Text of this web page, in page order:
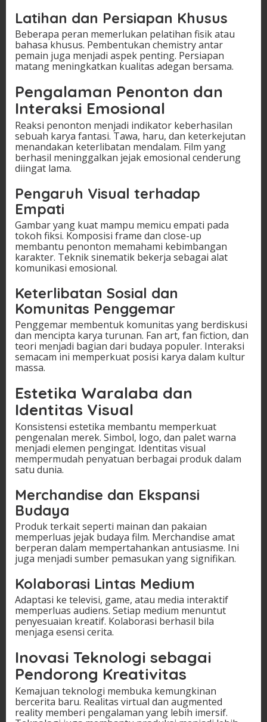
Latihan dan Persiapan Khusus
Beberapa peran memerlukan pelatihan fisik atau
bahasa khusus. Pembentukan chemistry antar
pemain juga menjadi aspek penting. Persiapan
matang meningkatkan kualitas adegan bersama.
Pengalaman Penonton dan
Interaksi Emosional
Reaksi penonton menjadi indikator keberhasilan
sebuah karya fantasi. Tawa, haru, dan keterkejutan
menandakan keterlibatan mendalam. Film yang
berhasil meninggalkan jejak emosional cenderung
diingat lama.
Pengaruh Visual terhadap
Empati
Gambar yang kuat mampu memicu empati pada
tokoh fiksi. Komposisi frame dan close-up
membantu penonton memahami kebimbangan
karakter. Teknik sinematik bekerja sebagai alat
komunikasi emosional.
Keterlibatan Sosial dan
Komunitas Penggemar
Penggemar membentuk komunitas yang berdiskusi
dan mencipta karya turunan. Fan art, fan fiction, dan
teori menjadi bagian dari budaya populer. Interaksi
semacam ini memperkuat posisi karya dalam kultur
massa.
Estetika Waralaba dan
Identitas Visual
Konsistensi estetika membantu memperkuat
pengenalan merek. Simbol, logo, dan palet warna
menjadi elemen pengingat. Identitas visual
mempermudah penyatuan berbagai produk dalam
satu dunia.
Merchandise dan Ekspansi
Budaya
Produk terkait seperti mainan dan pakaian
memperluas jejak budaya film. Merchandise amat
berperan dalam mempertahankan antusiasme. Ini
juga menjadi sumber pemasukan yang signifikan.
Kolaborasi Lintas Medium
Adaptasi ke televisi, game, atau media interaktif
memperluas audiens. Setiap medium menuntut
penyesuaian kreatif. Kolaborasi berhasil bila
menjaga esensi cerita.
Inovasi Teknologi sebagai
Pendorong Kreativitas
Kemajuan teknologi membuka kemungkinan
bercerita baru. Realitas virtual dan augmented
reality memberi pengalaman yang lebih imersif.